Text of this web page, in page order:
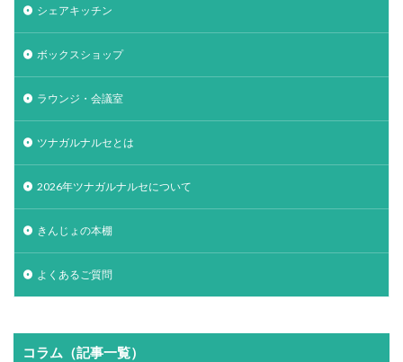
シェアキッチン
ボックスショップ
ラウンジ・会議室
ツナガルナルセとは
2026年ツナガルナルセについて
きんじょの本棚
よくあるご質問
コラム（記事一覧）